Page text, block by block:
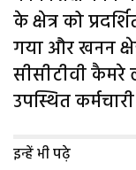
के क्षेत्र को
गया और खनन
सीसीटीवी
उपस्थित
इन्हें भी पढ़े